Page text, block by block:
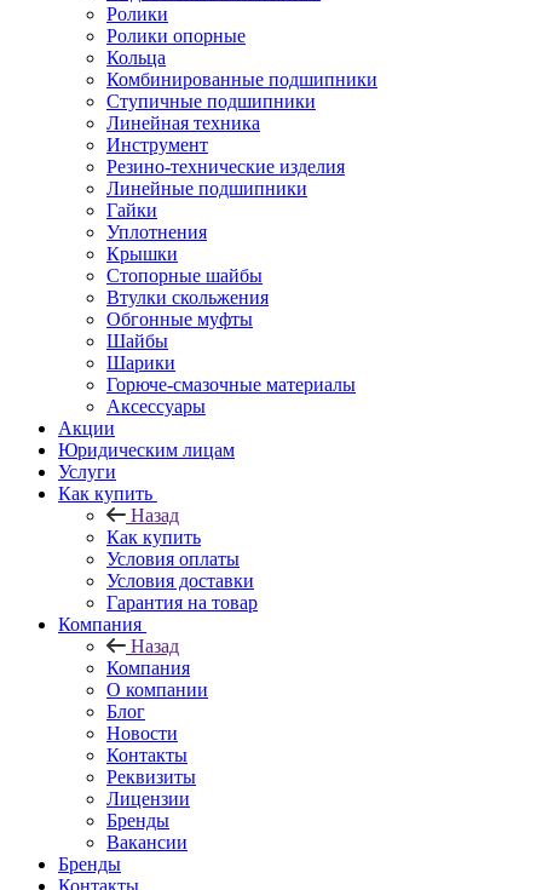
Ролики
Ролики опорные
Кольца
Комбинированные подшипники
Ступичные подшипники
Линейная техника
Инструмент
Резино-технические изделия
Линейные подшипники
Гайки
Уплотнения
Крышки
Стопорные шайбы
Втулки скольжения
Обгонные муфты
Шайбы
Шарики
Горюче-смазочные материалы
Аксессуары
Акции
Юридическим лицам
Услуги
Как купить
Назад
Как купить
Условия оплаты
Условия доставки
Гарантия на товар
Компания
Назад
Компания
О компании
Блог
Новости
Контакты
Реквизиты
Лицензии
Бренды
Вакансии
Бренды
Контакты